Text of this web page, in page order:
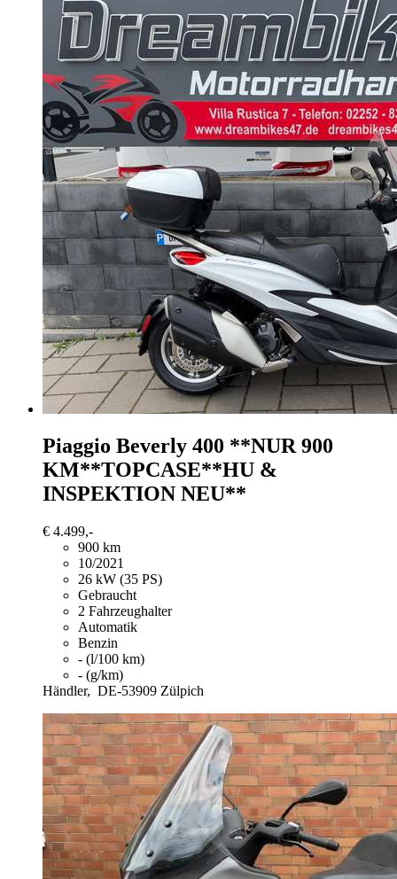
Piaggio Beverly 400 **NUR 900
KM**TOPCASE**HU &
INSPEKTION NEU**
€ 4.499,-
900 km
10/2021
26 kW (35 PS)
Gebraucht
2 Fahrzeughalter
Automatik
Benzin
- (l/100 km)
- (g/km)
Händler, DE-53909 Zülpich